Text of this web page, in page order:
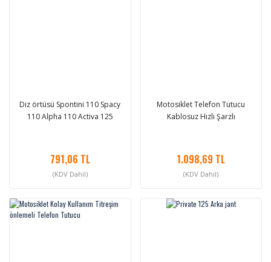
Diz örtüsü Spontini 110 Spacy
110 Alpha 110 Activa 125
791,06 TL
(KDV Dahil)
Motosiklet Telefon Tutucu
Kablosuz Hızlı Şarzlı
1.098,69 TL
(KDV Dahil)